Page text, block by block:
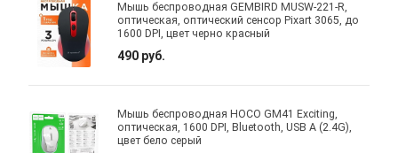
Мышь беспроводная GEMBIRD MUSW-221-R,
оптическая, оптический сенсор Pixart 3065, до
1600 DPI, цвет черно красный
490 руб.
Мышь беспроводная HOCO GM41 Exciting,
оптическая, 1600 DPI, Bluetooth, USB A (2.4G),
цвет бело серый